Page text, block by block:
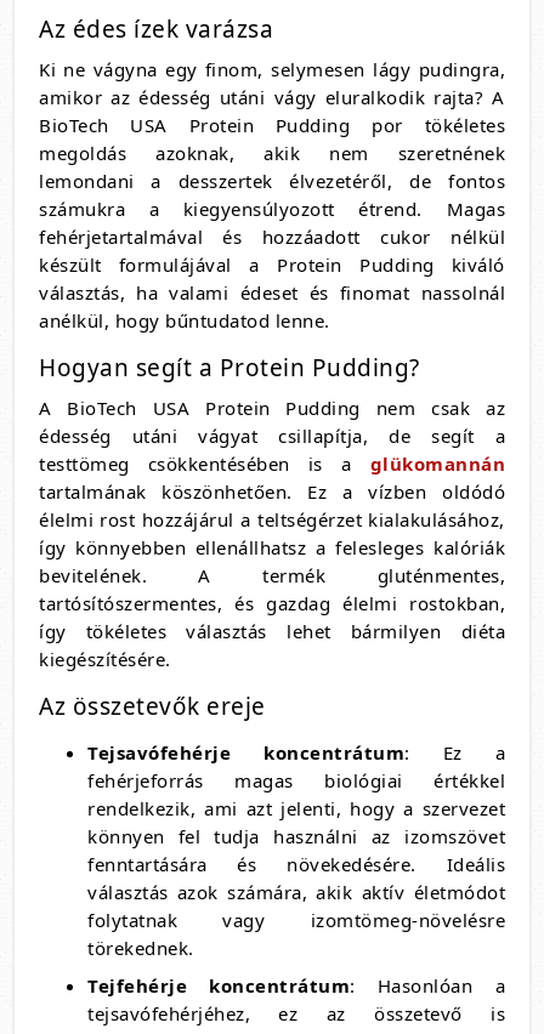
Az édes ízek varázsa
Ki ne vágyna egy finom, selymesen lágy pudingra,
amikor az édesség utáni vágy eluralkodik rajta? A
BioTech USA Protein Pudding por tökéletes
megoldás azoknak, akik nem szeretnének
lemondani a desszertek élvezetéről, de fontos
számukra a kiegyensúlyozott étrend. Magas
fehérjetartalmával és hozzáadott cukor nélkül
készült formulájával a Protein Pudding kiváló
választás, ha valami édeset és finomat nassolnál
anélkül, hogy bűntudatod lenne.
Hogyan segít a Protein Pudding?
A BioTech USA Protein Pudding nem csak az
édesség utáni vágyat csillapítja, de segít a
testtömeg csökkentésében is a glükomannán
tartalmának köszönhetően. Ez a vízben oldódó
élelmi rost hozzájárul a teltségérzet kialakulásához,
így könnyebben ellenállhatsz a felesleges kalóriák
bevitelének. A termék gluténmentes,
tartósítószermentes, és gazdag élelmi rostokban,
így tökéletes választás lehet bármilyen diéta
kiegészítésére.
Az összetevők ereje
Tejsavófehérje koncentrátum: Ez a
fehérjeforrás magas biológiai értékkel
rendelkezik, ami azt jelenti, hogy a szervezet
könnyen fel tudja használni az izomszövet
fenntartására és növekedésére. Ideális
választás azok számára, akik aktív életmódot
folytatnak vagy izomtömeg-növelésre
törekednek.
Tejfehérje koncentrátum: Hasonlóan a
tejsavófehérjéhez, ez az összetevő is